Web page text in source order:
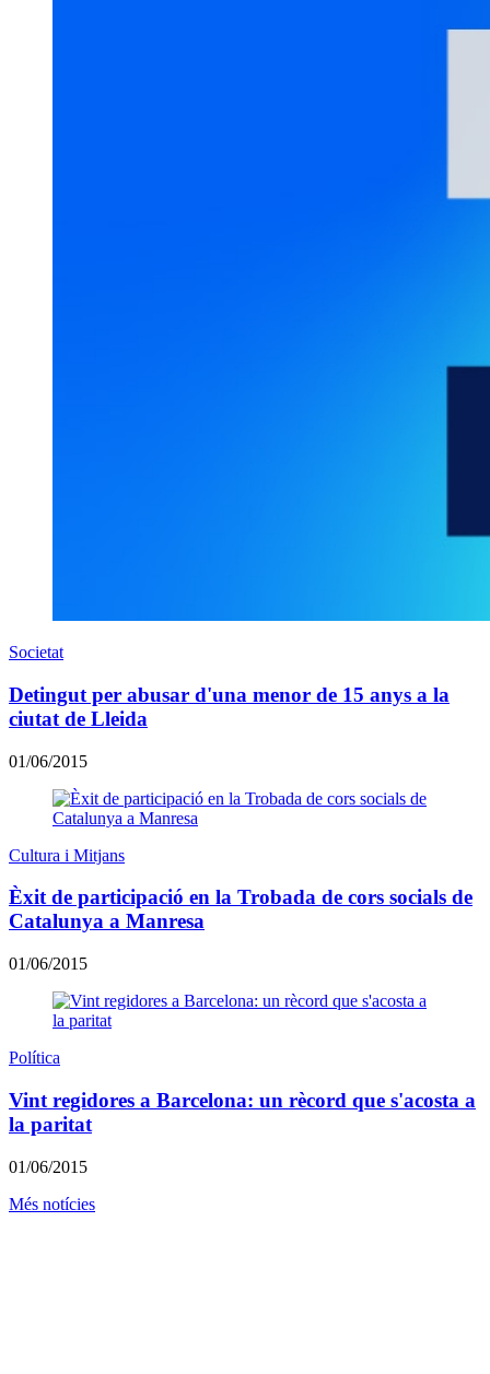
Societat
Detingut per abusar d'una menor de 15 anys a la
ciutat de Lleida
01/06/2015
Cultura i Mitjans
Èxit de participació en la Trobada de cors socials de
Catalunya a Manresa
01/06/2015
Política
Vint regidores a Barcelona: un rècord que s'acosta a
la paritat
01/06/2015
Més notícies